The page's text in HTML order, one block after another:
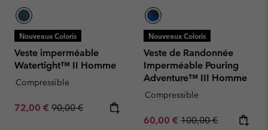
Nouveaux Coloris
Veste imperméable
Watertight™ II Homme
Compressible
Sale price:
72,00 € Regular price:
90,00 €
Nouveaux Coloris
Veste de Randonnée
Imperméable Pouring
Adventure™ III Homme
Compressible
Sale price:
60,00 € Regular price:
100,00 €